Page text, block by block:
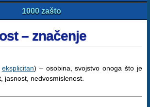
1000 zašto
– značenje
eksplicitan) – osobina, svojstvo onoga što je
jasnost, nedvosmislenost.